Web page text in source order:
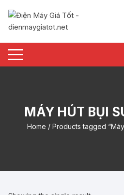
nội
MÁY HÚT BỤI
Home / Products tagged